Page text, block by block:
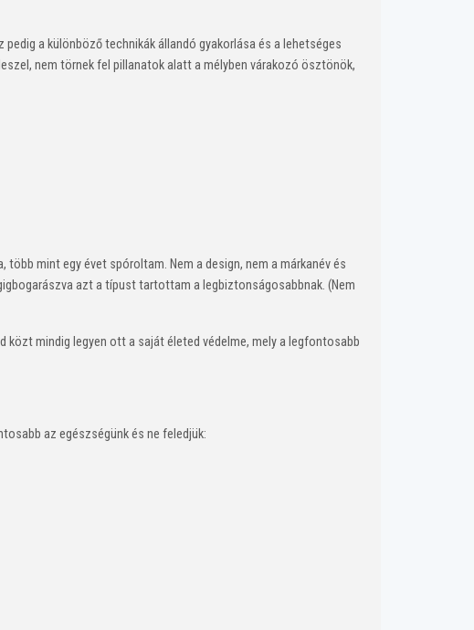
a különböző technikák állandó gyakorlása és a lehetséges
nem törnek fel pillanatok alatt a mélyben várakozó ösztönök,
mint egy évet spóroltam. Nem a design, nem a márkanév és
azt a típust tartottam a legbiztonságosabbnak. (Nem
mindig legyen ott a saját életed védelme, mely a legfontosabb
az egészségünk és ne feledjük: